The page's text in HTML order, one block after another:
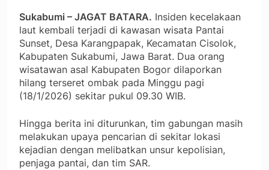
Sukabumi – JAGAT BATARA. Insiden kecelakaan
laut kembali terjadi di kawasan wisata Pantai
Sunset, Desa Karangpapak, Kecamatan Cisolok,
Kabupaten Sukabumi, Jawa Barat. Dua orang
wisatawan asal Kabupaten Bogor dilaporkan
hilang terseret ombak pada Minggu pagi
(18/1/2026) sekitar pukul 09.30 WIB.
Hingga berita ini diturunkan, tim gabungan masih
melakukan upaya pencarian di sekitar lokasi
kejadian dengan melibatkan unsur kepolisian,
penjaga pantai, dan tim SAR.